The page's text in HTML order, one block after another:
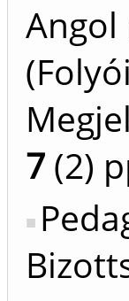
Angol
7 (2)